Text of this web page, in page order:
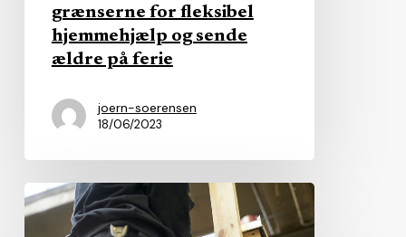
ferie
grænserne for fleksibel
hjemmehjælp og sende
ældre på ferie
joern-soerensen
18/06/2023
Krav
om